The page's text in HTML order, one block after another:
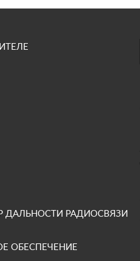
ДАЛЬНОСТИ РАДИОСВЯЗИ
ОБЕСПЕЧЕНИЕ